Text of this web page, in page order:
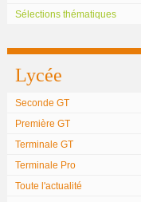
Sélections thématiques
Lycée
Seconde GT
Première GT
Terminale GT
Terminale Pro
Toute l'actualité